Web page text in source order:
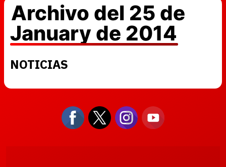
Archivo del 25 de
January de 2014
NOTICIAS